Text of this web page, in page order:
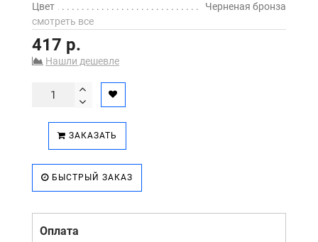
Цвет
Черненая бронза
смотреть все
417 р.
Нашли дешевле
ЗАКАЗАТЬ
БЫСТРЫЙ ЗАКАЗ
Оплата